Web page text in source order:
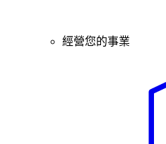
經營您的事業